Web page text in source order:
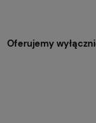
Oferujemy